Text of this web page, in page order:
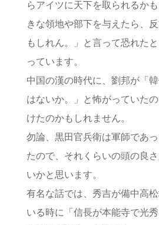
らアイツに天下を取られるか
きな領地や部下を与えたら、
もしれん。」と言って恐れた
っています。
中国の漢の時代に、劉邦が「
はないか。」と怖がっていた
けたのかもしれません。
勿論、黒田官兵衛は軍師であ
たので、それくらいの頭の良
いかと思います。
有名な話では、秀吉が備中高
いる時に「信長が本能寺で光